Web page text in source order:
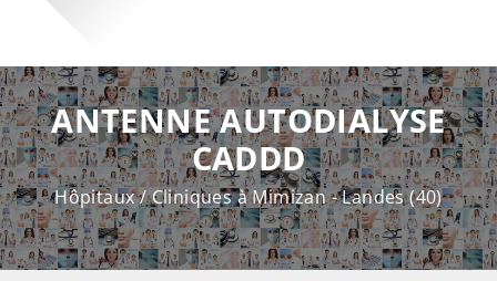
ANTENNE AUTODIALYSE
CADDD
Hôpitaux / Cliniques à Mimizan - Landes (40)